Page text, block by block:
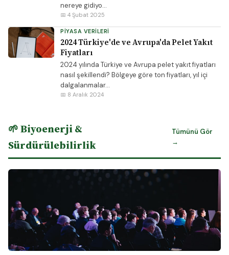
nereye gidiyo...
📅 4 Şubat 2025
PIYASA VERILERI
2024 Türkiye'de ve Avrupa'da Pelet Yakıt
Fiyatları
2024 yılında Türkiye ve Avrupa pelet yakıt fiyatları
nasıl şekillendi? Bölgeye göre ton fiyatları, yıl içi
dalgalanmalar...
📅 8 Aralık 2024
🌱 Biyoenerji &
Sürdürülebilirlik
Tümünü Gör
→